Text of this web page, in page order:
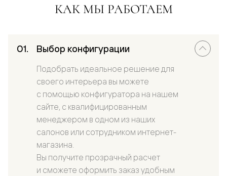
КАК МЫ РАБОТАЕМ
Выбор конфигурации
Подобрать идеальное решение для
своего интерьера вы можете
с помощью конфигуратора на нашем
сайте, с квалифицированным
менеджером в одном из наших
салонов или сотрудником интернет-
магазина.
Вы получите прозрачный расчет
и сможете оформить заказ удобным